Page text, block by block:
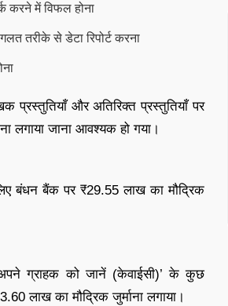
करने में विफल होना
तरीके से डेटा रिपोर्ट करना
और अतिरिक्त प्रस्तुतियाँ पर
लगाया जाना आवश्यक हो गया।
बंधन बैंक पर ₹29.55 लाख का मौद्रिक
ग्राहक को जानें (केवाईसी)’ के कुछ
लाख का मौद्रिक जुर्माना लगाया।